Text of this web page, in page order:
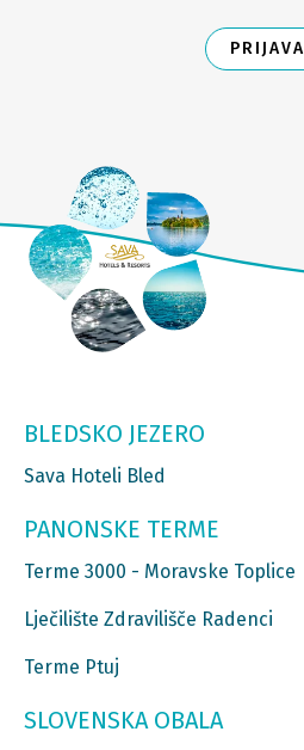
PRIJAVA
BLEDSKO JEZERO
Sava Hoteli Bled
PANONSKE TERME
Terme 3000 - Moravske Toplice
Lječilište Zdravilišče Radenci
Terme Ptuj
SLOVENSKA OBALA